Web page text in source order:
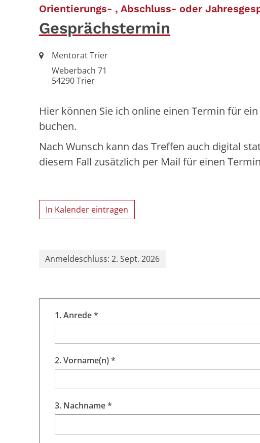
Orientierungs- , Abschluss- oder
Gesprächstermin
Ort:Mentorat Trier
Weberbach 71
54290Trier
Hier können Sie ich online einen Termin für
buchen.
Nach Wunsch kann das Treffen auch digital
diesem Fall zusätzlich per Mail für einen
In Kalender eintragen
Anmeldeschluss: 2. Sept. 2026
1. Anrede *
2. Vorname(n) *
3. Nachname *